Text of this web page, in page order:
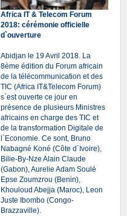
Africa IT & Telecom Forum
2018: cérémonie officielle
d`ouverture
Abidjan le 19 Avril 2018. La
8ème édition du Forum africain
de la télécommunication et des
TIC (Africa IT&Telecom Forum)
s`est ouverte ce jour en
présence de plusieurs Ministres
africains en charge des TIC et
de la transformation Digitale de
l`Economie. Ce sont, Bruno
Nabagné Koné (Côte d`Ivoire),
Bilie-By-Nze Alain Claude
(Gabon), Aurelie Adam Soulé
Epse Zoumzrou (Benin),
Khouloud Abejja (Maroc), Leon
Juste Ibombo (Congo-
Brazzaville).